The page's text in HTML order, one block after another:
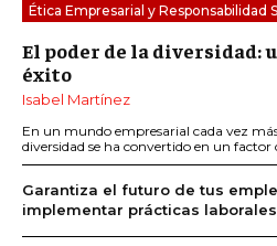
Ética Empresarial y Responsabilidad
El poder de la diversidad:
éxito
Isabel Martínez
En un mundo empresarial cada vez
diversidad se ha convertido en un factor
Garantiza el futuro de tus
implementar prácticas